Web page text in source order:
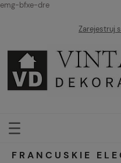
emg-bfxe-dre
Zarejestruj
FRANCUSKIE